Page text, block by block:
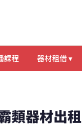
課程 器材租借 ▾
類器材出租